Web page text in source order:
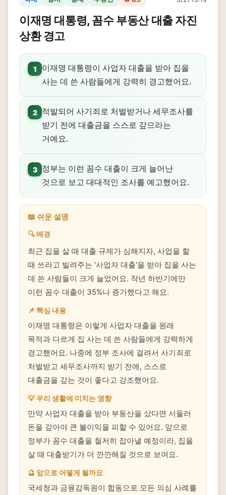
이재명 대통령, 꼼수 부동산 대출 자진
상환 경고
1
이재명 대통령이 사업자 대출을 받아 집을
사는 데 쓴 사람들에게 강력히 경고했어요.
2
적발되어 사기죄로 처벌받거나 세무조사를
받기 전에 대출금을 스스로 갚으라는
거예요.
3
정부는 이런 꼼수 대출이 크게 늘어난
것으로 보고 대대적인 조사를 예고했어요.
📖 쉬운 설명
🔍 배경
최근 집을 살 때 대출 규제가 심해지자, 사업을 할
때 쓰라고 빌려주는 '사업자 대출'을 받아 집을 사는
데 쓴 사람들이 크게 늘었어요. 작년 하반기에만
이런 꼼수 대출이 35%나 증가했다고 해요.
📌 핵심 내용
이재명 대통령은 이렇게 사업자 대출을 원래
목적과 다르게 집 사는 데 쓴 사람들에게 강력하게
경고했어요. 나중에 정부 조사에 걸려서 사기죄로
처벌받고 세무조사까지 받기 전에, 스스로
대출금을 갚는 것이 좋다고 강조했어요.
💡 우리 생활에 미치는 영향
만약 사업자 대출을 받아 부동산을 샀다면 서둘러
돈을 갚아야 큰 불이익을 피할 수 있어요. 앞으로
정부가 꼼수 대출을 철저히 잡아낼 예정이라, 집을
살 때 대출받기가 더 깐깐해질 것으로 보여요.
🔮 앞으로 어떻게 될까요
국세청과 금융감독원이 합동으로 모든 의심 사례를